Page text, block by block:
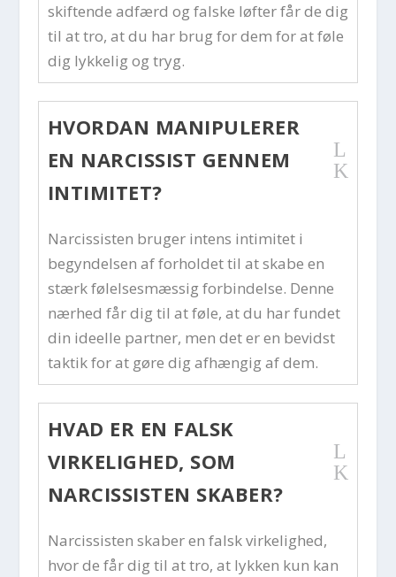
skiftende adfærd og falske løfter får de dig
til at tro, at du har brug for dem for at føle
dig lykkelig og tryg.
HVORDAN MANIPULERER
EN NARCISSIST GENNEM
INTIMITET?
L
K
Narcissisten bruger intens intimitet i
begyndelsen af forholdet til at skabe en
stærk følelsesmæssig forbindelse. Denne
nærhed får dig til at føle, at du har fundet
din ideelle partner, men det er en bevidst
taktik for at gøre dig afhængig af dem.
HVAD ER EN FALSK
VIRKELIGHED, SOM
NARCISSISTEN SKABER?
L
K
Narcissisten skaber en falsk virkelighed,
hvor de får dig til at tro, at lykken kun kan